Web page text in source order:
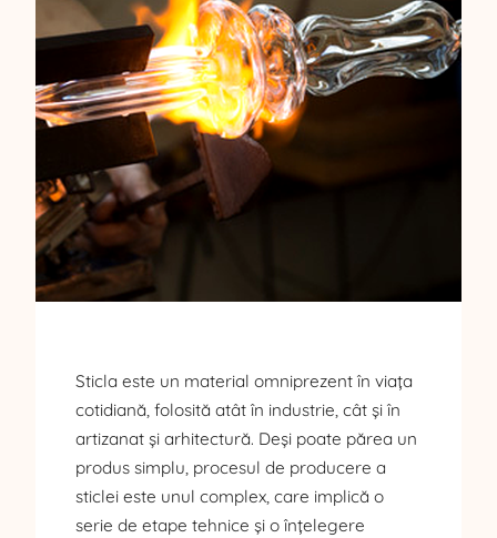
Sticla este un material omniprezent în viața
cotidiană, folosită atât în industrie, cât și în
artizanat și arhitectură. Deși poate părea un
produs simplu, procesul de producere a
sticlei este unul complex, care implică o
serie de etape tehnice și o înțelegere